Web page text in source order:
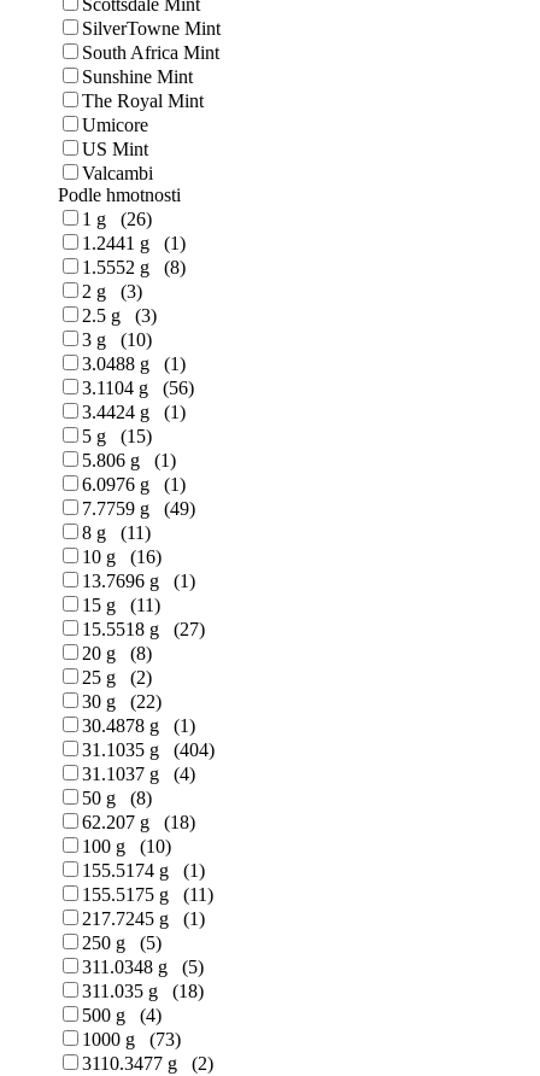
Scottsdale Mint
SilverTowne Mint
South Africa Mint
Sunshine Mint
The Royal Mint
Umicore
US Mint
Valcambi
Podle hmotnosti
1 g (26)
1.2441 g (1)
1.5552 g (8)
2 g (3)
2.5 g (3)
3 g (10)
3.0488 g (1)
3.1104 g (56)
3.4424 g (1)
5 g (15)
5.806 g (1)
6.0976 g (1)
7.7759 g (49)
8 g (11)
10 g (16)
13.7696 g (1)
15 g (11)
15.5518 g (27)
20 g (8)
25 g (2)
30 g (22)
30.4878 g (1)
31.1035 g (404)
31.1037 g (4)
50 g (8)
62.207 g (18)
100 g (10)
155.5174 g (1)
155.5175 g (11)
217.7245 g (1)
250 g (5)
311.0348 g (5)
311.035 g (18)
500 g (4)
1000 g (73)
3110.3477 g (2)